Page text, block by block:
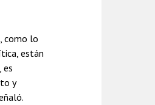
como lo
están
es
y